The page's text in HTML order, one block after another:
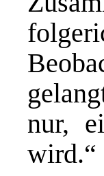
nur,
wird.“